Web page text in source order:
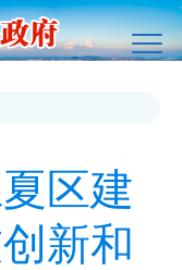
区建
新和